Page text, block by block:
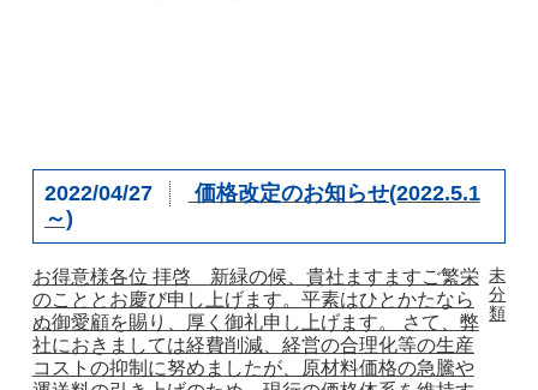
2022/04/27
価格改定のお知らせ(2022.5.1
～)
お得意様各位 拝啓 新緑の候、貴社ますますご繁栄
のこととお慶び申し上げます。平素はひとかたなら
ぬ御愛顧を賜り、厚く御礼申し上げます。 さて、弊
社におきましては経費削減、経営の合理化等の生産
コストの抑制に努めましたが、原材料価格の急騰や
未
分
類